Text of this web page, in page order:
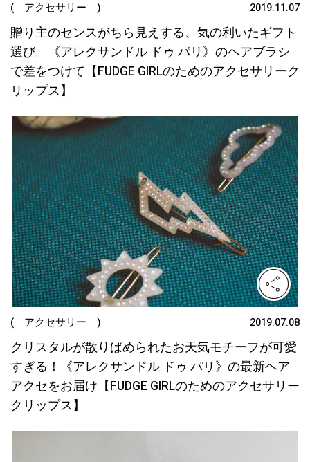
( アクセサリー ) 2019.11.07
贈り主のセンスがちら見えする、気の利いたギフト
選び。《アレクサンドル ドゥ パリ》のヘアブラシ
で差をつけて【FUDGE GIRLのためのアクセサリーク
リップス】
( アクセサリー ) 2019.07.08
クリスタルが散りばめられたお天気モチーフが可愛
すぎる！《アレクサンドル ドゥ パリ》の最新ヘア
アクセをお届け【FUDGE GIRLのためのアクセサリー
クリップス】